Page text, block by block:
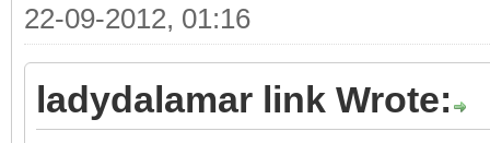
22-09-2012, 01:16
ladydalamar link Wrote: